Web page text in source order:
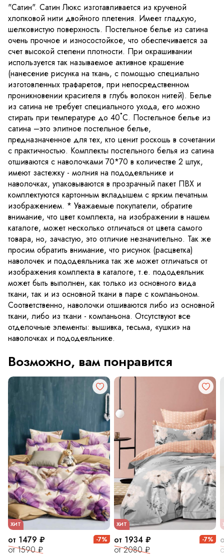
"Сатин". Сатин Люкс изготавливается из крученой
хлопковой нити двойного плетения. Имеет гладкую,
шелковистую поверхность. Постельное белье из сатина
очень прочное и износостойкое, что обеспечивается за
счет высокой степени плотности. При окрашивании
используется так называемое активное крашение
(нанесение рисунка на ткань, с помощью специально
изготовленных трафаретов, при непосредственном
проникновении красителя в глубь волокон нитей). Белье
из сатина не требует специального ухода, его можно
стирать при температуре до 40˚С. Постельное белье из
сатина –это элитное постельное белье,
предназначенное для тех, кто ценит роскошь в сочетании
с практичностью. Комплекты постельного белья из сатина
отшиваются с наволочками 70*70 в количестве 2 штук,
имеют застежку - молния на пододеяльнике и
наволочках, упаковываются в прозрачный пакет ПВХ и
комплектуются картонным вкладышем с ярким печатным
изображением. * Уважаемые покупатели, обратите
внимание, что цвет комплекта, на изображении в нашем
каталоге, может несколько отличаться от цвета самого
товара, но, зачастую, это отличие незначительно. Так же
просим обратить внимание, что рисунок (расцветка)
наволочек и пододеяльника так же может отличаться от
изображения комплекта в каталоге, т.е. пододеяльник
может быть выполнен, как только из основного вида
ткани, так и из основной ткани в паре с компаньоном.
Соответственно, наволочки отшиваются либо из основной
ткани, либо из ткани - компаньона. Отсутствуют все
отделочные элементы: вышивка, тесьма, «ушки» на
наволочках и пододеяльнике.
Возможно, вам понравится
ХИТ
от 1479 ₽
от 1590 ₽
-7%
ХИТ
от 1934 ₽
от 2080 ₽
-7%